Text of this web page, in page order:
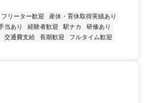
フリーター歓迎
産休・育休取得実績あり
当あり 経験者歓迎 駅ナカ
研修あり
交通費支給 長期歓迎
フルタイム歓迎